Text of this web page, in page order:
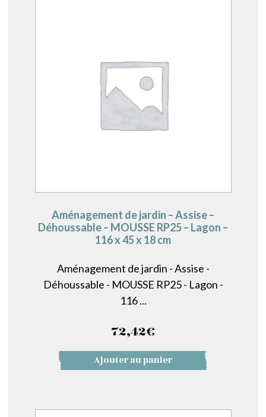
Aménagement de jardin – Assise –
Déhoussable – MOUSSE RP25 – Lagon –
116 x 45 x 18 cm
Aménagement de jardin - Assise -
Déhoussable - MOUSSE RP25 - Lagon -
116 ...
72,42€
Ajouter au panier